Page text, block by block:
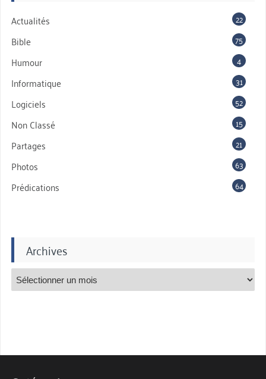
Actualités 22
Bible 75
Humour 4
Informatique 31
Logiciels 52
Non Classé 15
Partages 21
Photos 63
Prédications 64
Archives